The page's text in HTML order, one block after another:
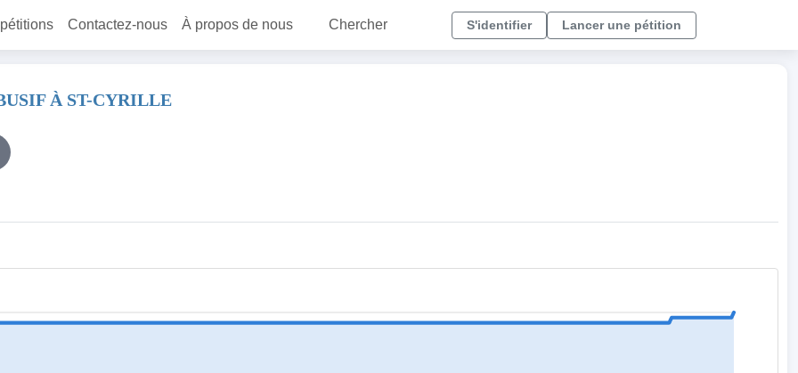
Contactez-nous À propos de nous Chercher S'identifier Lancer une pétition
À ST-CYRILLE